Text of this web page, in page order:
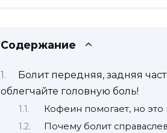
Содержание
Болит передняя, задняя
облегчайте головную боль!
Кофеин помогает, но
Почему болит